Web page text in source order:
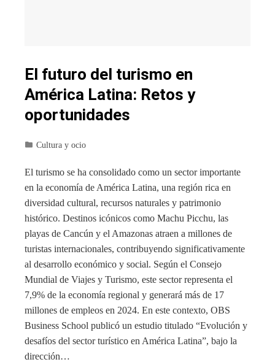
El futuro del turismo en
América Latina: Retos y
oportunidades
Cultura y ocio
El turismo se ha consolidado como un sector importante
en la economía de América Latina, una región rica en
diversidad cultural, recursos naturales y patrimonio
histórico. Destinos icónicos como Machu Picchu, las
playas de Cancún y el Amazonas atraen a millones de
turistas internacionales, contribuyendo significativamente
al desarrollo económico y social. Según el Consejo
Mundial de Viajes y Turismo, este sector representa el
7,9% de la economía regional y generará más de 17
millones de empleos en 2024. En este contexto, OBS
Business School publicó un estudio titulado “Evolución y
desafíos del sector turístico en América Latina”, bajo la
dirección…